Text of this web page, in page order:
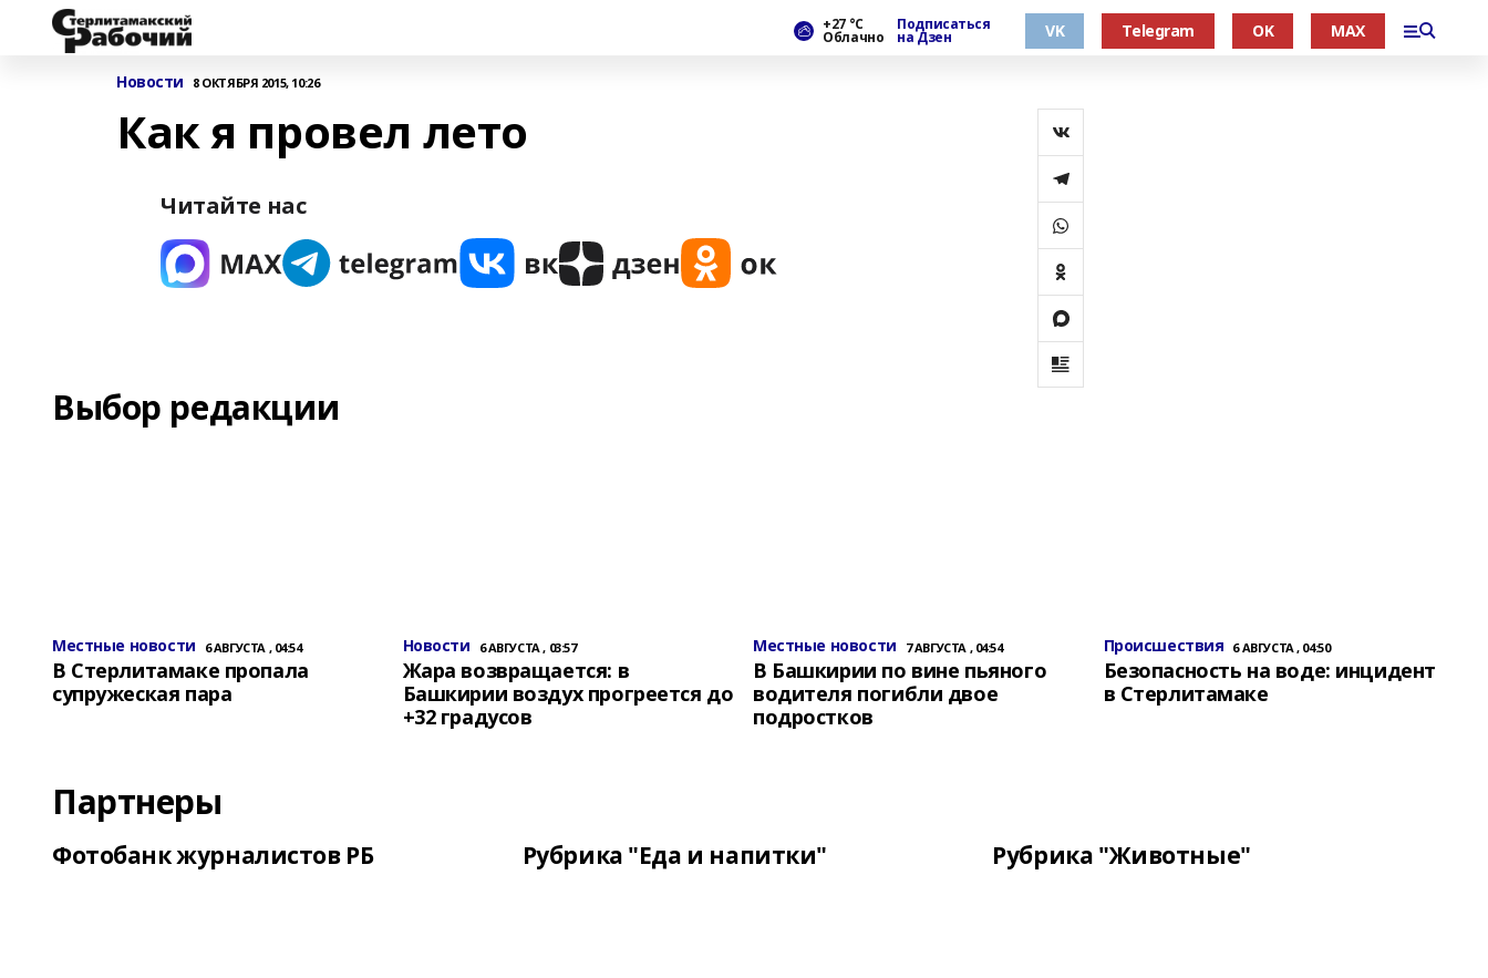
+27 °С
Облачно
Подписаться
на Дзен VK Telegram OK MAX
Новости 8 ОКТЯБРЯ 2015, 10:26
Как я провел лето
Читайте нас
Выбор редакции
Местные новости 6 АВГУСТА , 04:54
В Стерлитамаке пропала
супружеская пара
Новости 6 АВГУСТА , 03:57
Жара возвращается: в
Башкирии воздух прогреется до
+32 градусов
Местные новости 7 АВГУСТА , 04:54
В Башкирии по вине пьяного
водителя погибли двое
подростков
Происшествия 6 АВГУСТА , 04:50
Безопасность на воде: инцидент
в Стерлитамаке
Партнеры
Фотобанк журналистов РБ Рубрика "Еда и напитки" Рубрика "Животные"